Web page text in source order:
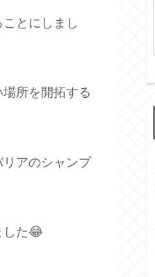
とにしまし
所を開拓する
アのシャンプ
した😂